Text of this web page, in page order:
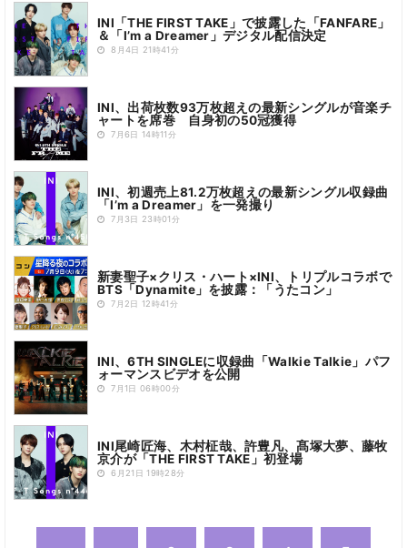
INI「THE FIRST TAKE」で披露した「FANFARE」
＆「I’m a Dreamer」デジタル配信決定
8月4日 21時41分
INI、出荷枚数93万枚超えの最新シングルが音楽チ
ャートを席巻 自身初の50冠獲得
7月6日 14時11分
INI、初週売上81.2万枚超えの最新シングル収録曲
「I’m a Dreamer」を一発撮り
7月3日 23時01分
新妻聖子×クリス・ハート×INI、トリプルコラボで
BTS「Dynamite」を披露：「うたコン」
7月2日 12時41分
INI、6TH SINGLEに収録曲「Walkie Talkie」パフ
ォーマンスビデオを公開
7月1日 06時00分
INI尾崎匠海、木村柾哉、許豊凡、髙塚大夢、藤牧
京介が「THE FIRST TAKE」初登場
6月21日 19時28分